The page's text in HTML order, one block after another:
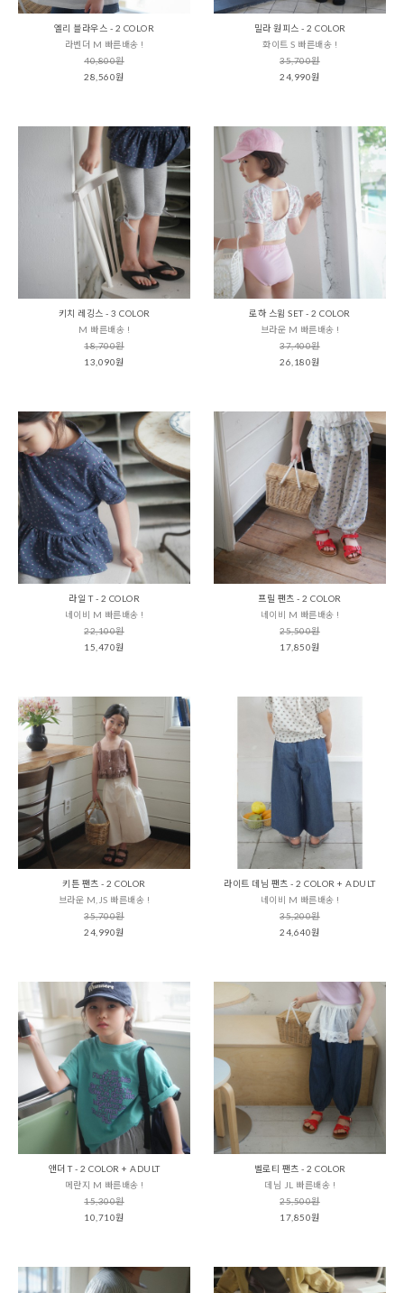
엘리 블라우스 - 2 COLOR
라벤더 M 빠른배송 !
40,800원
28,560원
밀라 원피스 - 2 COLOR
화이트 S 빠른배송 !
35,700원
24,990원
키치 레깅스 - 3 COLOR
M 빠른배송 !
18,700원
13,090원
로하 스윔 SET - 2 COLOR
브라운 M 빠른배송 !
37,400원
26,180원
라일 T - 2 COLOR
네이비 M 빠른배송 !
22,100원
15,470원
프릴 팬츠 - 2 COLOR
네이비 M 빠른배송 !
25,500원
17,850원
키튼 팬츠 - 2 COLOR
브라운 M,JS 빠른배송 !
35,700원
24,990원
라이트 데님 팬츠 - 2 COLOR + ADULT
네이비 M 빠른배송 !
35,200원
24,640원
앤더 T - 2 COLOR + ADULT
메란지 M 빠른배송 !
15,300원
10,710원
벨로티 팬츠 - 2 COLOR
데님 JL 빠른배송 !
25,500원
17,850원